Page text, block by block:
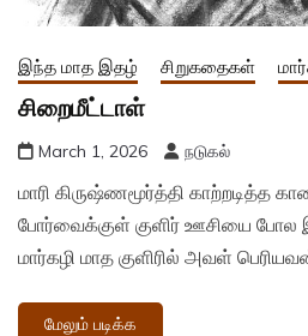
இந்த மாத இதழ் சிறுகதைகள்
சிறைமீட்டாள்
March 1, 2026 நடுகல்
மாரி கிருஷ்ணமூர்த்தி காற்றடித்த
போர்வைக்குள் குளிர் ஊசியை போல
மார்கழி மாத குளிரில் அவள்
மேலும் படிக்க